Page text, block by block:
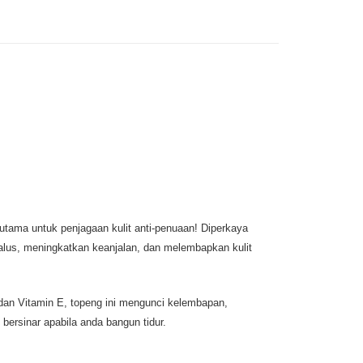
untuk penjagaan kulit anti-penuaan! Diperkaya
meningkatkan keanjalan, dan melembapkan kulit
Vitamin E, topeng ini mengunci kelembapan,
apabila anda bangun tidur.